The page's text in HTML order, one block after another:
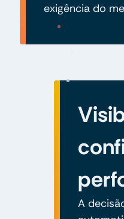
exigência do
A